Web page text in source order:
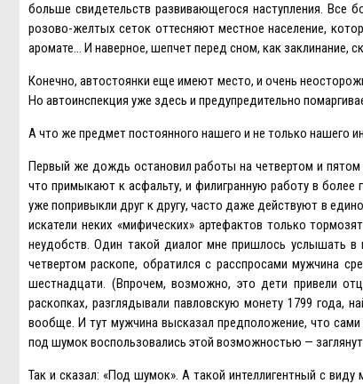
больше свидетельств развивающегося наступления.
розово-желтых сеток оттесняют местное население,
аромате… И наверное, шепчет перед сном, как заклинание,
Конечно, автостоянки еще имеют место, и очень
Но автоинспекция уже здесь и предупредительно
А что же предмет постоянного нашего и не только нашего
Первый же дождь остановил работы на четвертом и пятом
что примыкают к асфальту, и филигранную работу в более
уже попривыкли друг к другу, часто даже действуют в
искатели неких «мифических» артефактов только
неудобств. Один такой диалог мне пришлось услышать
четвертом раскопе, обратился с расспросами мужчина
шестнадцати. (Впрочем, возможно, это дети привели
раскопках, разглядывали павловскую монету 1799 года,
вообще. И тут мужчина высказал предположение, что
под шумок воспользовались этой возможностью —
Так и сказал: «Под шумок». А такой интеллигентный с